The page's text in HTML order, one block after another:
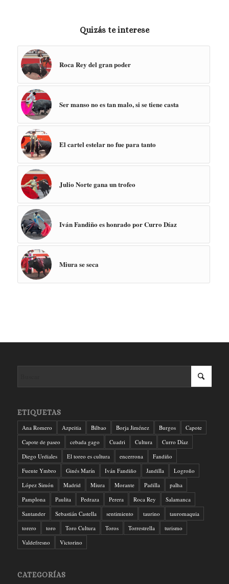
Quizás te interese
Roca Rey del gran poder
Ser manso no es tan malo, si se tiene casta
El cartel estelar no fue para tanto
Julio Norte gana un trofeo
Iván Fandiño es honrado por Curro Díaz
Miura se seca
ETIQUETAS
Ana Romero Azpeitia Bilbao Borja Jiménez Burgos
Capote
Capote de paseo
cebada gago Cuadri Cultura
Curro Díaz
Diego Urdiales
El toreo es cultura encerrona
Fandiño
Fuente Ymbro
Ginés Marín Iván Fandiño Jandilla
Logroño
López Simón
Madrid Miura Morante Padilla
palha
Pamplona
Paulita Pedraza Perera Roca Rey
Salamanca
Santander
Sebastián Castella sentimiento taurino
tauromaquia
torero
toro Toro Cultura Toros Torrestrella
turismo
Valdefresno
Victorino
CATEGORÍAS